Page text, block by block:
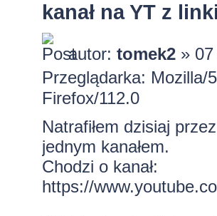
kanał na YT z
autor: tomek2» 07
Przeglądarka: Mozilla/
Firefox/112.0
Natrafiłem dzisiaj
jednym kanałem.
Chodzi o kanał:
https://